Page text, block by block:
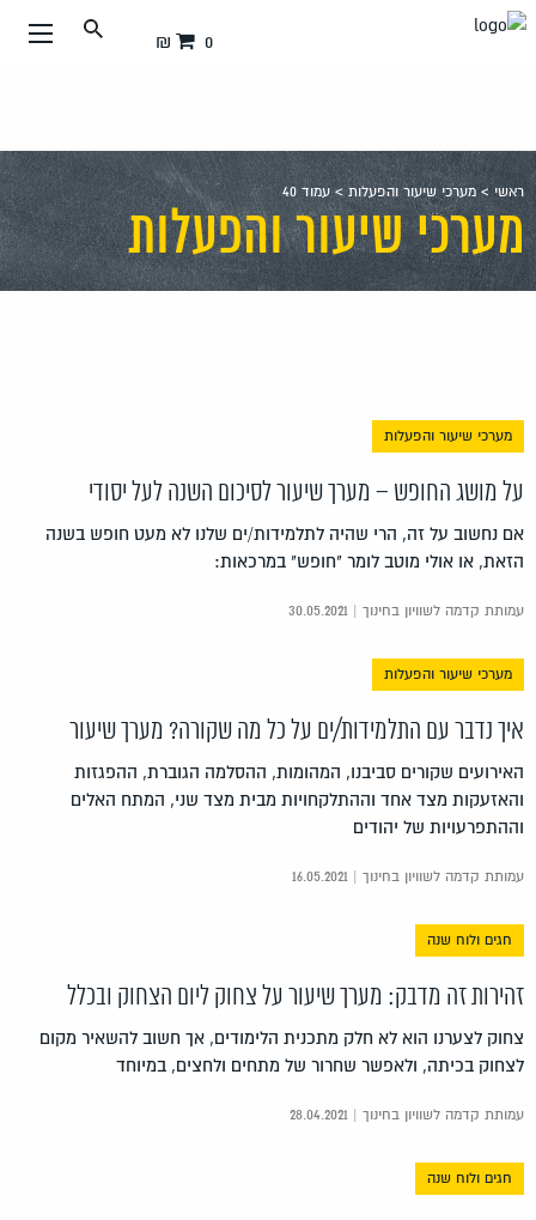
עבור
0 ₪
ראשי >מערכי שיעור והפעלות >עמוד 40
מערכי שיעור והפעלות
מערכי שיעור והפעלות
על מושג החופש – מערך שיעור לסיכום השנה לעל יסודי
אם נחשוב על זה, הרי שהיה לתלמידות/ים שלנו לא מעט חופש בשנה
הזאת, או אולי מוטב לומר "חופש" במרכאות:
עמותת קדמה לשוויון בחינוך | 30.05.2021
מערכי שיעור והפעלות
איך נדבר עם התלמידות/ים על כל מה שקורה? מערך שיעור
האירועים שקורים סביבנו, המהומות, ההסלמה הגוברת, ההפגזות
והאזעקות מצד אחד וההתלקחויות מבית מצד שני, המתח האלים
וההתפרעויות של יהודים
עמותת קדמה לשוויון בחינוך | 16.05.2021
חגים ולוח שנה
זהירות זה מדבק: מערך שיעור על צחוק ליום הצחוק ובכלל
צחוק לצערנו הוא לא חלק מתכנית הלימודים, אך חשוב להשאיר מקום
לצחוק בכיתה, ולאפשר שחרור של מתחים ולחצים, במיוחד
עמותת קדמה לשוויון בחינוך | 28.04.2021
חגים ולוח שנה